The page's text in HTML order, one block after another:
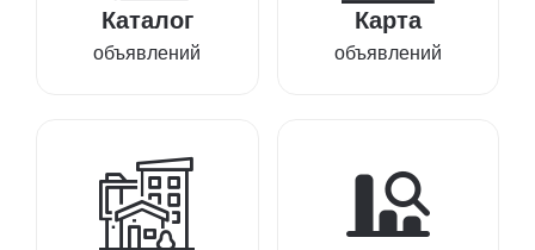
Каталог
объявлений
Карта
объявлений